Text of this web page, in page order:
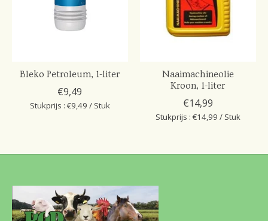
Bleko Petroleum, 1-liter
€9,49
Stukprijs : €9,49 / Stuk
Naaimachineolie
Kroon, 1-liter
€14,99
Stukprijs : €14,99 / Stuk